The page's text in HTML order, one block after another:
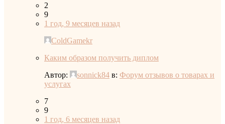
2
9
1 год, 9 месяцев назад
ColdGamekr
Каким образом получить диплом
Автор:
sonnick84 в: Форум отзывов о товарах и
услугах
7
9
1 год, 6 месяцев назад